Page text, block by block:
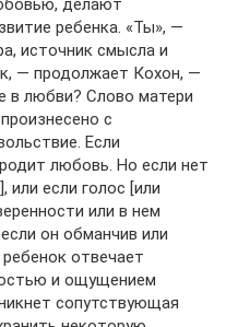
ребенка. «Ты», —
источник смысла и
— продолжает Кохон, —
в любви? Слово матери
с
Если
любовь. Но если нет
или если голос [или
или в нем
он обманчив или
отвечает
и ощущением
сопутствующая